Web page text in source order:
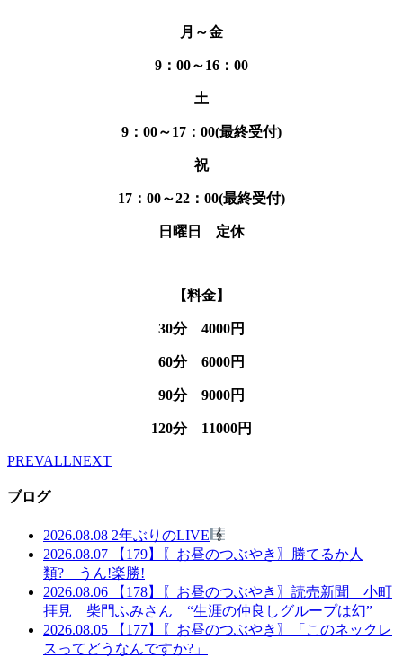
月～金
9：00～16：00
土
9：00～17：00(最終受付)
祝
17：00～22：00(最終受付)
日曜日 定休
【料金】
30分 4000円
60分 6000円
90分 9000円
120分 11000円
PREVALLNEXT
ブログ
2026.08.08 2年ぶりのLIVE
2026.08.07
【179】〖お昼のつぶやき〗勝てるか人
類? うん!楽勝!
2026.08.06
【178】〖お昼のつぶやき〗読売新聞 小町
拝見 柴門ふみさん “生涯の仲良しグループは幻”
2026.08.05
【177】〖お昼のつぶやき〗「このネックレ
スってどうなんですか?」